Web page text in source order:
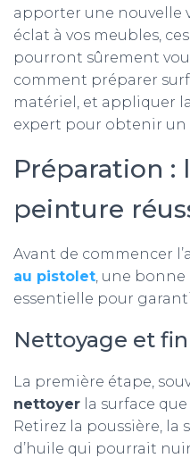
apporter une nouvelle
éclat à vos meubles,
pourront sûrement
comment préparer
matériel, et appliquer
expert pour obtenir
Préparation :
peinture
Avant de commencer
au pistolet, une
essentielle pour
Nettoyage et
La première étape,
nettoyer la surface
Retirez la poussière, la
d’huile qui pourrait